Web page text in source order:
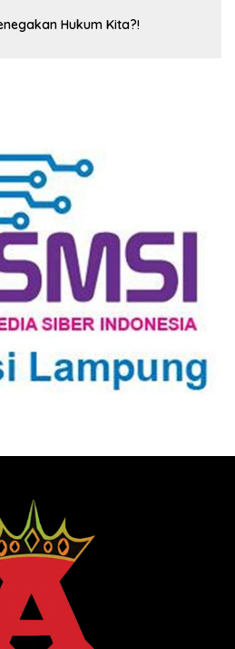
Hukum Kita?!